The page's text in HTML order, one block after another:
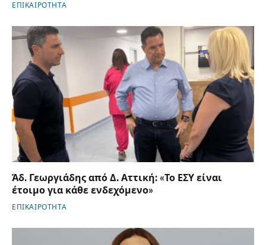
ΕΠΙΚΑΙΡΟΤΗΤΑ
Άδ. Γεωργιάδης από Δ. Αττική: «Το ΕΣΥ είναι
έτοιμο για κάθε ενδεχόμενο»
ΕΠΙΚΑΙΡΟΤΗΤΑ